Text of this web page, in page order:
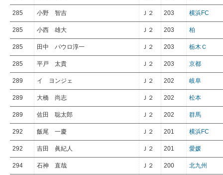
285 小野 智吉 Ｊ２ 203 横浜FC
285 小西 雄大 Ｊ２ 203 柏
285 田中 パウロ淳一 Ｊ２ 203 栃木Ｃ
285 平戸 太貴 Ｊ２ 203 京都
289 イ ヨンジェ Ｊ２ 202 岐阜
289 大橋 尚志 Ｊ２ 202 松本
289 佐田 聡太郎 Ｊ２ 202 群馬
292 飯尾 一慶 Ｊ２ 201 横浜FC
292 吉田 眞紀人 Ｊ２ 201 愛媛
294 石神 直哉 Ｊ２ 200 北九州